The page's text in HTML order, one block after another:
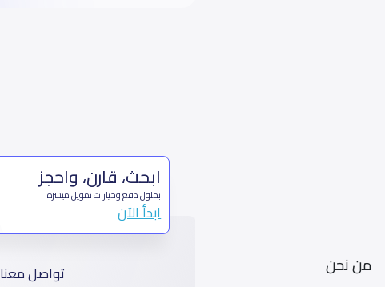
من نحن
ابحث، قارن، واحجز
بحلول دفع وخيارات تمويل ميسرة
ابدأ الآن
تواصل معنا